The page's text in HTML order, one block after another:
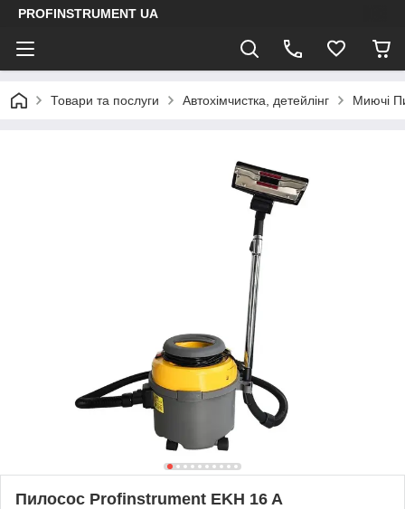
PROFINSTRUMENT UA
Товари та послуги Автохімчистка, детейлінг Миючі
Пилосос Profinstrument EKH 16 A